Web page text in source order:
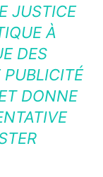
JUSTICE
À
DES
PUBLICITÉ
DONNE